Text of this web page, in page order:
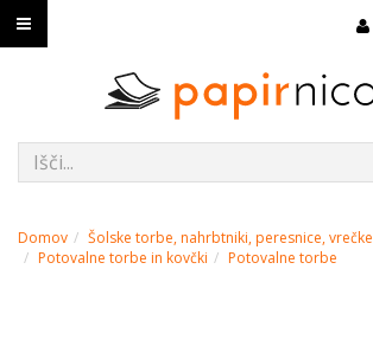
Domov
Šolske torbe, nahrbtniki, peresnice, vrečke
Potovalne torbe in kovčki
Potovalne torbe